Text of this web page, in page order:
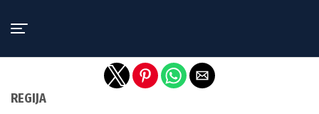
REGIJA